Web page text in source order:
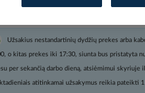
Užsakius nestandartinių dydžių prekes arba
o kitas prekes iki 17:30, siunta bus pristatyta
per sekančią darbo dieną, atsiėmimui skyriuje
atitinkamai užsakymus reikia pateikti 1